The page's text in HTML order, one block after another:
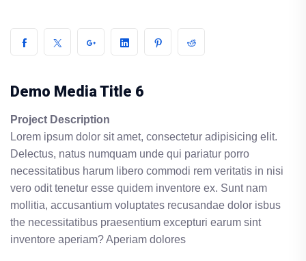
Demo Media Title 6
Project Description
Lorem ipsum dolor sit amet, consectetur adipisicing elit.
Delectus, natus numquam unde qui pariatur porro
necessitatibus harum libero commodi rem veritatis in nisi
vero odit tenetur esse quidem inventore ex. Sunt nam
mollitia, accusantium voluptates recusandae dolor isbus
the necessitatibus praesentium excepturi earum sint
inventore aperiam? Aperiam dolores